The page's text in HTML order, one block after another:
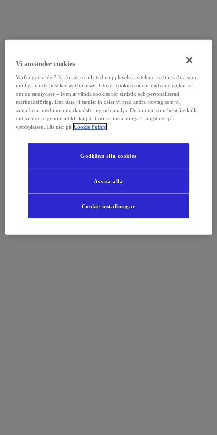
Vi använder cookies
Varför gör vi det? Jo, för att se till att din upplevelse av telenor.se blir så bra som
möjligt när du besöker webbplatsen. Utöver cookies som är nödvändiga kan vi –
om du samtycker – även använda cookies för statistik och personaliserad
marknadsföring. Den data vi samlar in delar vi med andra företag som vi
samarbetar med inom marknadsföring och analys. Du kan när som helst återkalla
ditt samtycke genom att klicka på ”Cookie-inställningar” längst ner på
webbplatsen. Läs mer på Cookie Policy
Cookie-inställningar
Avvisa alla
Godkänn alla cookies